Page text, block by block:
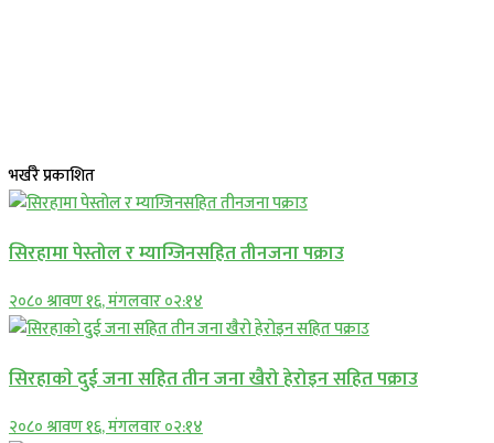
भर्खरै प्रकाशित
सिरहामा पेस्तोल र म्याग्जिनसहित तीनजना पक्राउ
२०८० श्रावण १६, मंगलवार ०२:१४
सिरहाकाे दुई जना सहित तीन जना खैरो हेरोइन सहित पक्राउ
२०८० श्रावण १६, मंगलवार ०२:१४